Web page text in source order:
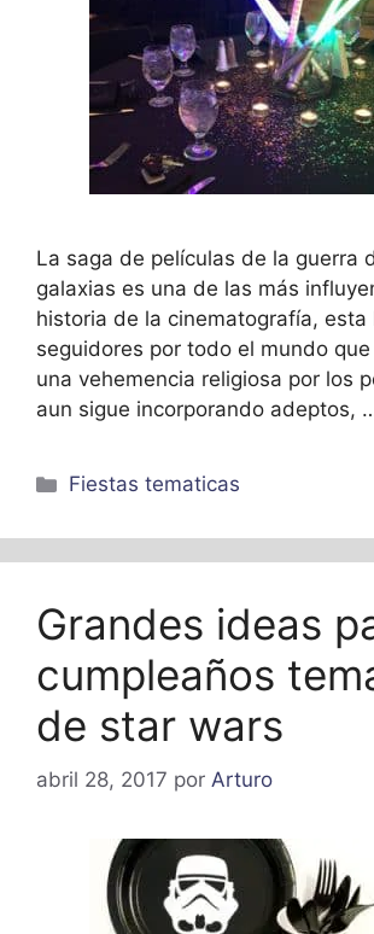
La saga de películas de la guerra
galaxias es una de las más
historia de la cinematografía, esta
seguidores por todo el mundo
una vehemencia religiosa por los
aun sigue incorporando adeptos,
Categorías
Fiestas tematicas
Grandes ideas
cumpleaños
de star wars
abril 28, 2017 por Arturo